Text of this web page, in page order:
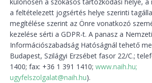
a feltételezett jogsértés helye szerinti
megítélése szerint az Önre vonatkozó
kezelése sérti a GDPR-t. A panasz a
Információszabadság Hatóságnál tehető
Budapest, Szilágyi Erzsébet fasor 22/C.;
1400; fax: +36 1 391 1410; www.naih.hu;
ugyfelszolgalat@naih.hu).